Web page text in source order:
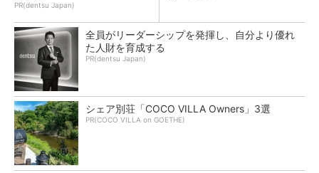
PR(dentsu Japan)
全員がリーダーシップを発揮し、自分より優れ
た人財を育成する
PR(dentsu Japan)
シェア別荘「COCO VILLA Owners」3選
PR(COCO VILLA on GOETHE)